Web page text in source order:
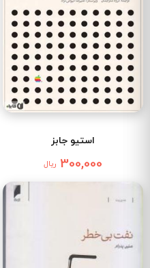
استیو جابز
300,000 ریال